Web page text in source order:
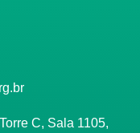
C, Sala 1105,